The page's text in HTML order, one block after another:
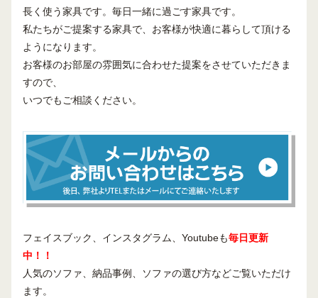
長く使う家具です。毎日一緒に過ごす家具です。
私たちがご提案する家具で、お客様が快適に暮らして頂ける
ようになります。
お客様のお部屋の雰囲気に合わせた提案をさせていただきま
すので、
いつでもご相談ください。
フェイスブック、インスタグラム、Youtubeも毎日更新
中！！
人気のソファ、納品事例、ソファの選び方などご覧いただけ
ます。